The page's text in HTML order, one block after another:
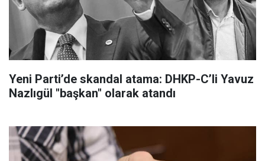
Yeni Parti’de skandal atama: DHKP-C’li Yavuz
Nazlıgül "başkan" olarak atandı